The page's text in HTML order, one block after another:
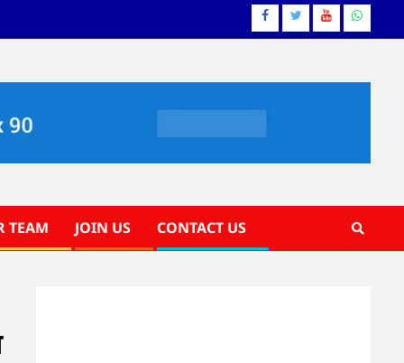
Facebook
TwitterYouTube
TEAM JOIN US CONTACT US